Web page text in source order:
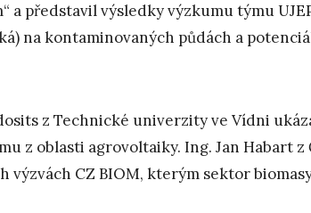
a představil výsledky výzkumu týmu
na kontaminovaných půdách a
z Technické univerzity ve Vídni
z oblasti agrovoltaiky. Ing. Jan Habart
výzvách CZ BIOM, kterým sektor